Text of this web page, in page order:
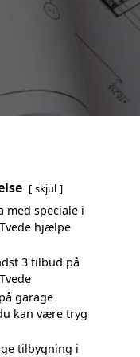
skjul
med speciale i
hjælpe
3 tilbud på
garage
kan være tryg
tilbygning i